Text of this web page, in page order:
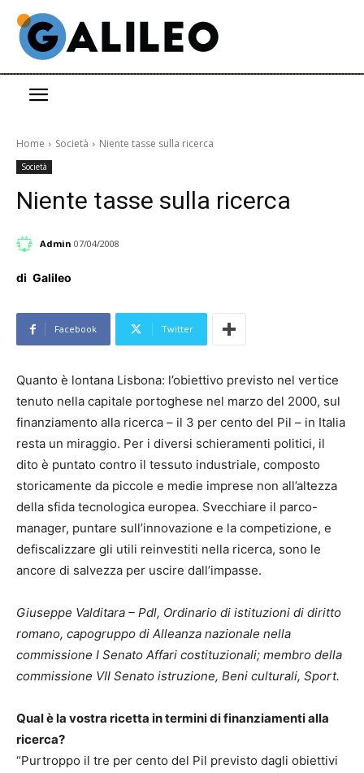
Home Società Niente tasse sulla ricerca
Società
Niente tasse sulla ricerca
Admin 07/04/2008
di Galileo
Facebook Twitter
Quanto è lontana Lisbona: l’obiettivo previsto nel vertice
tenuto nella capitale portoghese nel marzo del 2000, sul
finanziamento alla ricerca – il 3 per cento del Pil – in Italia
resta un miraggio. Per i diversi schieramenti politici, il
dito è puntato contro il tessuto industriale, composto
storicamente da piccole e medie imprese non all’altezza
della sfida tecnologica europea. Svecchiare il parco-
manager, puntare sull’innovazione e la competizione, e
defiscalizzare gli utili reinvestiti nella ricerca, sono le
ancore di salvezza per uscire dall’impasse.
Giuseppe Valditara – Pdl, Ordinario di istituzioni di diritto
romano, capogruppo di Alleanza nazionale nella
commissione I Senato Affari costituzionali; membro della
commissione VII Senato istruzione, Beni culturali, Sport.
Qual è la vostra ricetta in termini di finanziamenti alla
ricerca?
“Purtroppo il tre per cento del Pil previsto dagli obiettivi